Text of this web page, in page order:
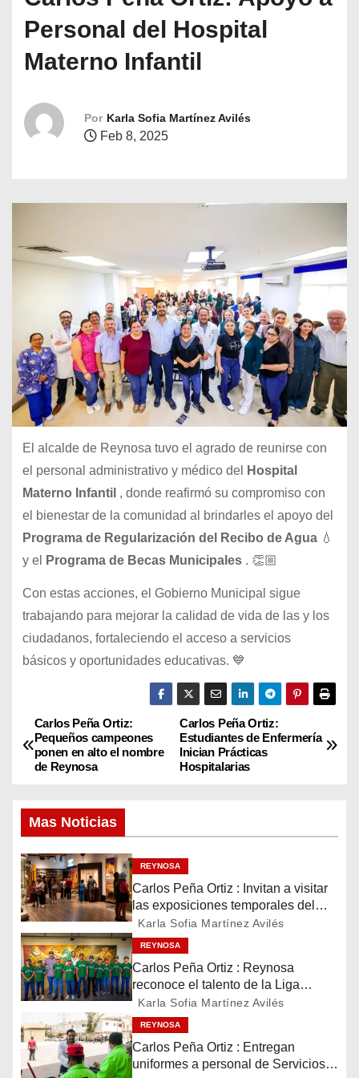
Personal del Hospital
Materno Infantil
Por Karla Sofia Martínez Avilés
Feb 8, 2025
El alcalde de Reynosa tuvo el agrado de reunirse con
el personal administrativo y médico del
Hospital
Materno Infantil , donde reafirmó su compromiso con
el bienestar de la comunidad al brindarles el apoyo del
Programa de Regularización del Recibo de Agua💧
y el
Programa de Becas Municipales. 👏🏼
Con estas acciones, el Gobierno Municipal sigue
trabajando para mejorar la calidad de vida de las y los
ciudadanos, fortaleciendo el acceso a servicios
básicos y oportunidades educativas. 💙
N
a
e
g
a
c
i
ó
n
d
Carlos Peña Ortiz:
Estudiantes de Enfermería
Inician Prácticas
Hospitalarias
Carlos Peña Ortiz:
Pequeños campeones
ponen en alto el nombre
de Reynosa
Mas Noticias
REYNOSA
Carlos Peña Ortiz : Invitan a visitar
las exposiciones temporales del
Museo del Ferrocarril Reynosa
Karla Sofia Martínez Avilés
REYNOSA
Carlos Peña Ortiz : Reynosa
reconoce el talento de la Liga
Treviño Kelly, subcampeona
latinoamericana
Karla Sofia Martínez Avilés
REYNOSA
Carlos Peña Ortiz : Entregan
uniformes a personal de Servicios